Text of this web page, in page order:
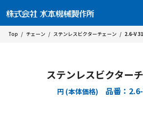
Top / チェーン / ステンレスビクターチェーン / 2.6-V
ステンレスビクター
円 (本体価格) 品番：